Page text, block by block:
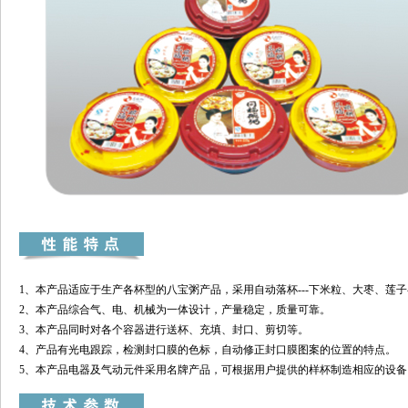
1、本产品适应于生产各杯型的八宝粥产品，采用自动落杯---下米粒、大枣、莲
2、本产品综合气、电、机械为一体设计，产量稳定，质量可靠。
3、本产品同时对各个容器进行送杯、充填、封口、剪切等。
4、产品有光电跟踪，检测封口膜的色标，自动修正封口膜图案的位置的特点。
5、本产品电器及气动元件采用名牌产品，可根据用户提供的样杯制造相应的设